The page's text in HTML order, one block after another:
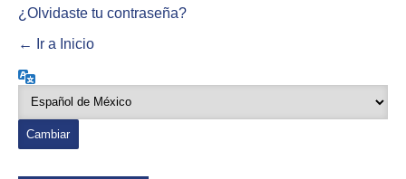
¿Olvidaste tu contraseña?
← Ir a Inicio